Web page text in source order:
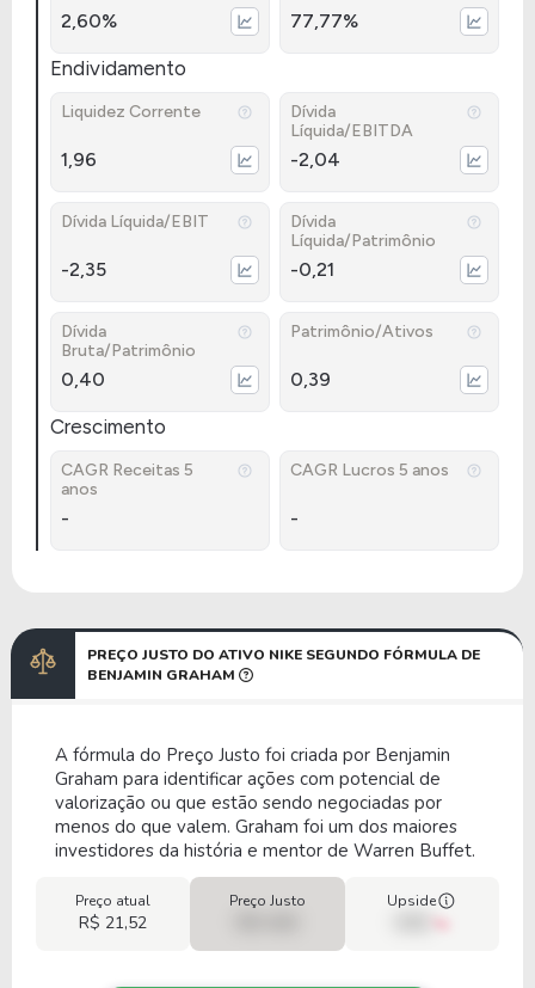
2,60% 77,77%
Endividamento
Liquidez Corrente
1,96
Dívida
Líquida/EBITDA
-2,04
Dívida Líquida/EBIT
-2,35
Dívida
Líquida/Patrimônio
-0,21
Dívida
Bruta/Patrimônio
0,40
Patrimônio/Ativos
0,39
Crescimento
CAGR Receitas 5
anos
-
CAGR Lucros 5 anos
-
PREÇO JUSTO DO ATIVO NIKE SEGUNDO FÓRMULA DE
BENJAMIN GRAHAM
A fórmula do Preço Justo foi criada por Benjamin
Graham para identificar ações com potencial de
valorização ou que estão sendo negociadas por
menos do que valem. Graham foi um dos maiores
investidores da história e mentor de Warren Buffet.
Preço atual
R$ 21,52
Preço Justo Upside